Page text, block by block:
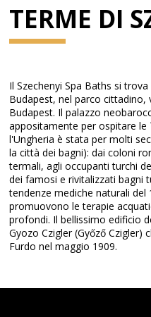
TERME DI
Il Szechenyi Spa Baths si
Budapest, nel parco
Budapest. Il palazzo
appositamente per ospitare le
l'Ungheria è stata per molti
la città dei bagni): dai coloni
termali, agli occupanti turchi
dei famosi e rivitalizzati bagni
tendenze mediche naturali
promuovono le terapie
profondi. Il bellissimo edificio
Gyozo Czigler (Győző Czigler)
Furdo nel maggio 1909.